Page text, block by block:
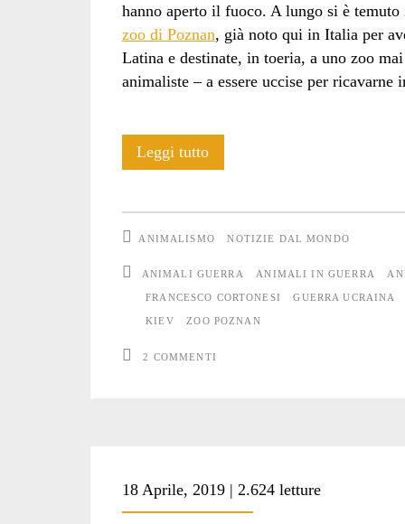
hanno aperto il fuoco. A lungo si è
zoo di Poznan, già noto qui in Italia per
Latina e destinate, in toeria, a uno zoo
animaliste – a essere uccise per
Leggi tuttoAnche
la
guerra
#2
ANIMALISMO NOTIZIE DAL MONDO
ANIMALI GUERRA ANIMALI IN GUERRA
FRANCESCO CORTONESI GUERRA UCRAINA
KIEV ZOO POZNAN
2 COMMENTI
18 Aprile, 2019 | 2.624 letture